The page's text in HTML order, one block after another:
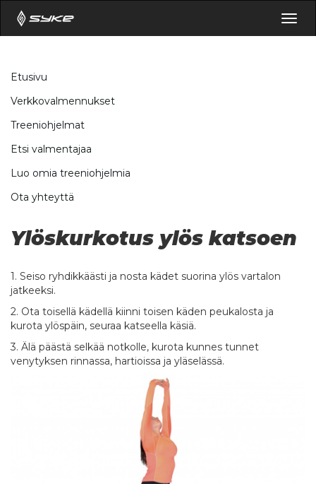
Etusivu
Verkkovalmennukset
Treeniohjelmat
Etsi valmentajaa
Luo omia treeniohjelmia
Ota yhteyttä
Ylöskurkotus ylös katsoen
1. Seiso ryhdikkäästi ja nosta kädet suorina ylös vartalon
jatkeeksi.
2. Ota toisellä kädellä kiinni toisen käden peukalosta ja
kurota ylöspäin, seuraa katseella käsiä.
3. Älä päästä selkää notkolle, kurota kunnes tunnet
venytyksen rinnassa, hartioissa ja yläselässä.